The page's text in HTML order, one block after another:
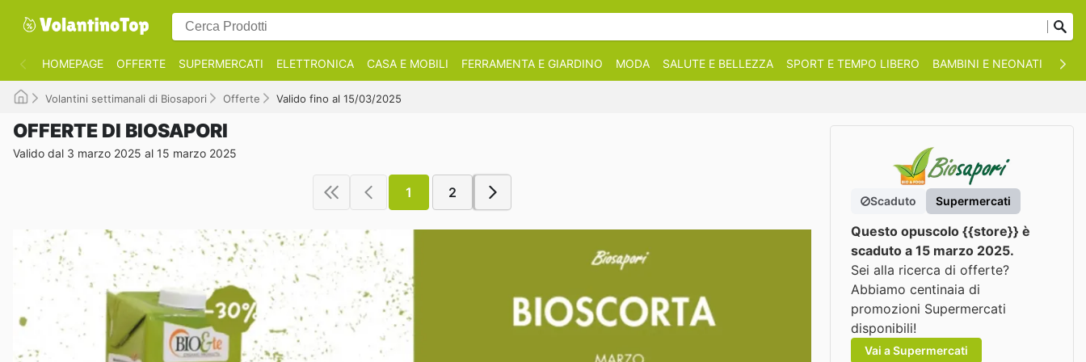
HOMEPAGE OFFERTE SUPERMERCATI ELETTRONICA CASA E MOBILI FERRAMENTA E GIARDINO MODA SALUTE E BELLEZZA SPORT E TEMPO LIBERO BAMBINI E NEONATI
Volantini settimanali di Biosapori Offerte Valido fino al 15/03/2025
OFFERTE DI BIOSAPORI
Valido dal 3 marzo 2025 al 15 marzo 2025
1 2
Scaduto Supermercati
Questo opuscolo {{store}} è
scaduto a 15 marzo 2025.
Sei alla ricerca di offerte?
Abbiamo centinaia di
promozioni Supermercati
disponibili!
Vai a Supermercati